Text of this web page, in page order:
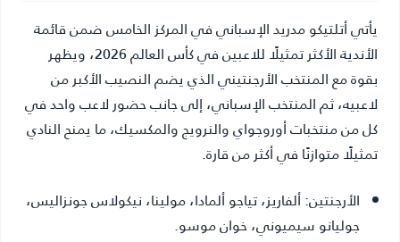
يأتي أتلتيكو مدريد الإسباني في المركز الخامس ضمن قائمة
الأندية الأكثر تمثيلًا للاعبين في كأس العالم 2026، ويظهر
بقوة مع المنتخب الأرجنتيني الذي يضم النصيب الأكبر من
لاعبيه، ثم المنتخب الإسباني، إلى جانب حضور لاعب واحد في
كل من منتخبات أوروجواي والنرويج والمكسيك، ما يمنح النادي
تمثيلًا متوازنًا في أكثر من قارة.
الأرجنتين:ألفاريز، تياجو ألمادا، مولينا، نيكولاس جونزاليس،
جوليانو سيميوني، خوان موسو.